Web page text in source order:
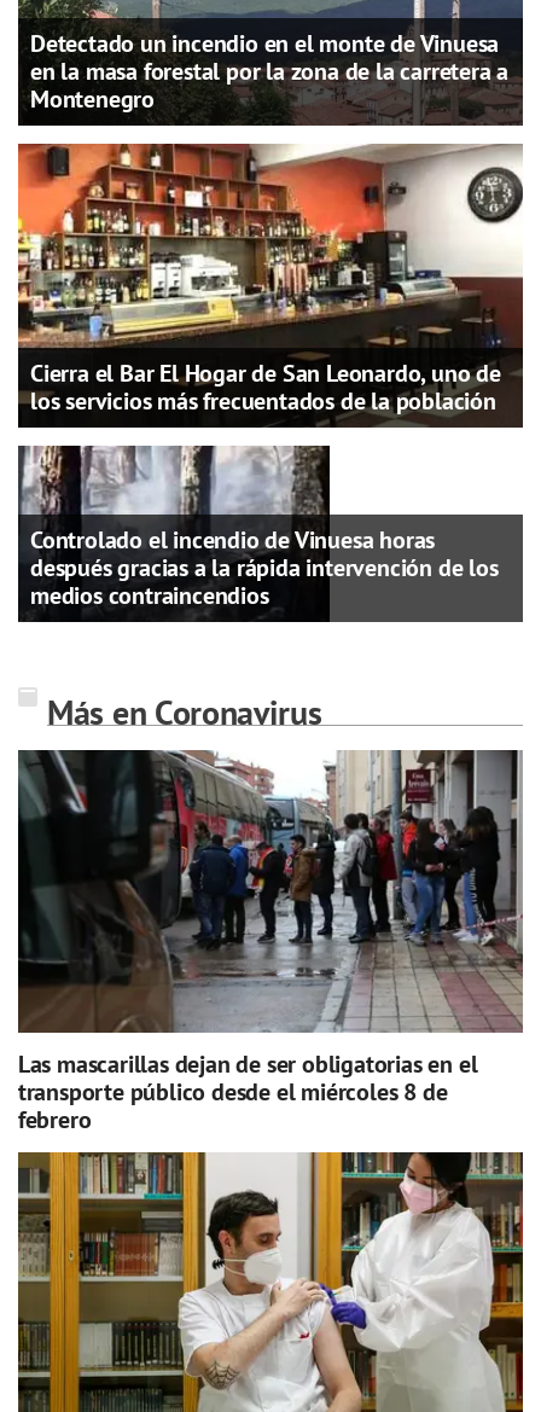
Detectado un incendio en el monte de Vinuesa
en la masa forestal por la zona de la carretera a
Montenegro
Cierra el Bar El Hogar de San Leonardo, uno de
los servicios más frecuentados de la población
Controlado el incendio de Vinuesa horas
después gracias a la rápida intervención de los
medios contraincendios
Más en Coronavirus
Las mascarillas dejan de ser obligatorias en el
transporte público desde el miércoles 8 de
febrero